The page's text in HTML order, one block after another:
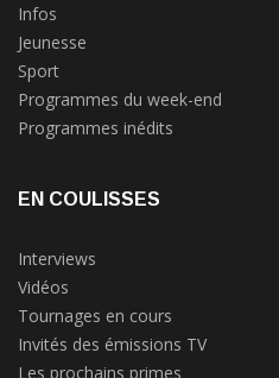
Infos
Jeunesse
Sport
Programmes du week-end
Programmes inédits
EN COULISSES
Interviews
Vidéos
Tournages en cours
Invités des émissions TV
Les prochains primes